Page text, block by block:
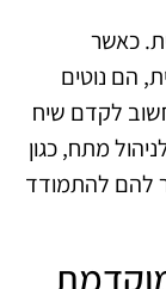
כאשר
הם נוטים
לקדם שיח
מתח, כגון
להם להתמודד